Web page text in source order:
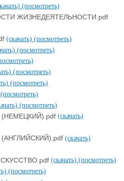
(посмотреть)
ЖИЗНЕДЕЯТЕЛЬНОСТИ.pdf
(скачать) (посмотреть)
(посмотреть)
(посмотреть)
(посмотреть)
(посмотреть)
(посмотреть)
(скачать)
(скачать)
(скачать) (посмотреть)
(посмотреть)